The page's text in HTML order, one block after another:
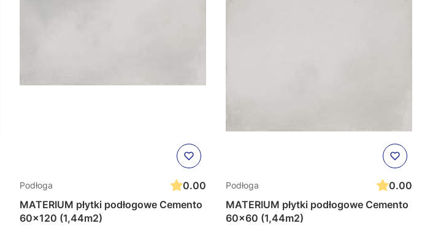
Podłoga
0.00
MATERIUM płytki podłogowe Cemento
60x120 (1,44m2)
Podłoga
0.00
MATERIUM płytki podłogowe Cemento
60x60 (1,44m2)